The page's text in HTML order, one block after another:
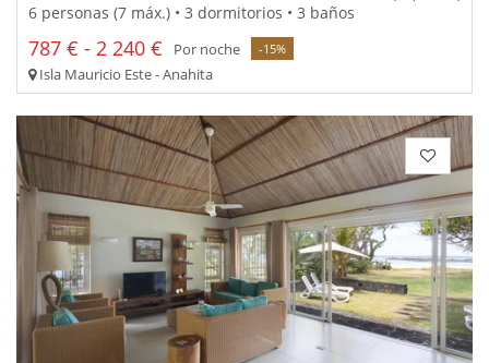
6 personas (7 máx.) • 3 dormitorios • 3 baños
787 € - 2 240 € Por noche -15%
Isla Mauricio Este - Anahita